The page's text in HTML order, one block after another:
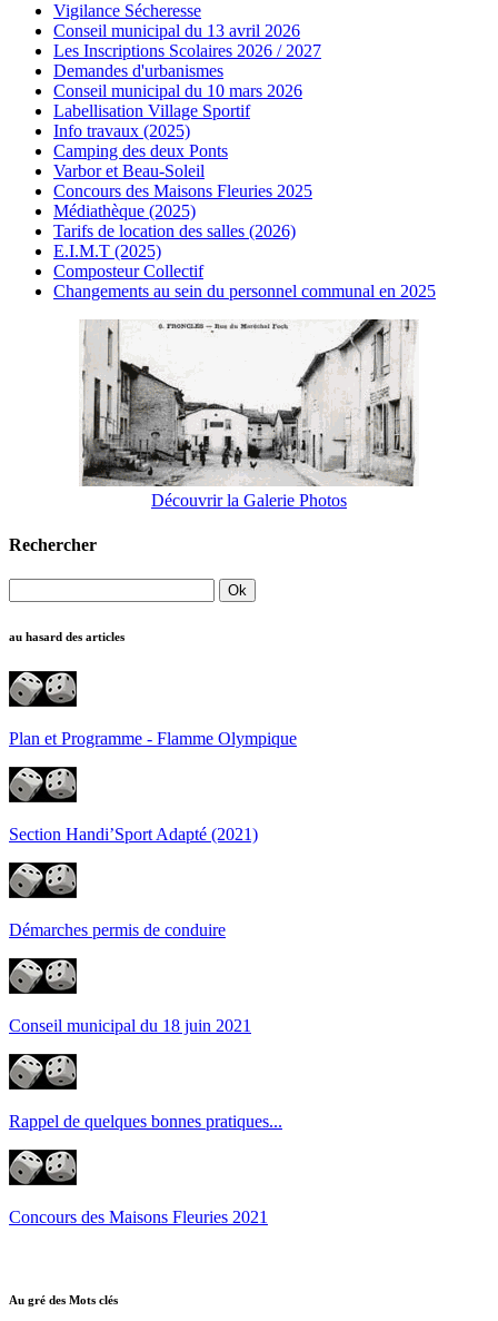
Vigilance Sécheresse
Conseil municipal du 13 avril 2026
Les Inscriptions Scolaires 2026 / 2027
Demandes d'urbanismes
Conseil municipal du 10 mars 2026
Labellisation Village Sportif
Info travaux (2025)
Camping des deux Ponts
Varbor et Beau-Soleil
Concours des Maisons Fleuries 2025
Médiathèque (2025)
Tarifs de location des salles (2026)
E.I.M.T (2025)
Composteur Collectif
Changements au sein du personnel communal en 2025
Découvrir la Galerie Photos
Rechercher
au hasard des articles
Plan et Programme - Flamme Olympique
Section Handi’Sport Adapté (2021)
Démarches permis de conduire
Conseil municipal du 18 juin 2021
Rappel de quelques bonnes pratiques...
Concours des Maisons Fleuries 2021
Au gré des Mots clés